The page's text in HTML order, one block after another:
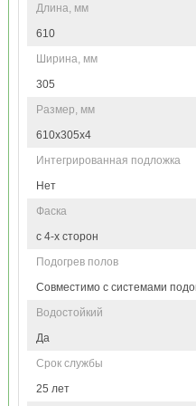
Длина, мм
610
Ширина, мм
305
Размер, мм
610x305x4
Интегрированная подложка
Нет
Фаска
с 4-х сторон
Подогрев полов
Совместимо с системами
Водостойкий
Да
Срок службы
25 лет